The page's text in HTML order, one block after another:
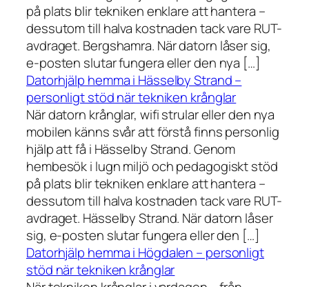
på plats blir tekniken enklare att hantera –
dessutom till halva kostnaden tack vare RUT-
avdraget. Bergshamra. När datorn låser sig,
e-posten slutar fungera eller den nya […]
Datorhjälp hemma i Hässelby Strand –
personligt stöd när tekniken krånglar
När datorn krånglar, wifi strular eller den nya
mobilen känns svår att förstå finns personlig
hjälp att få i Hässelby Strand. Genom
hembesök i lugn miljö och pedagogiskt stöd
på plats blir tekniken enklare att hantera –
dessutom till halva kostnaden tack vare RUT-
avdraget. Hässelby Strand. När datorn låser
sig, e-posten slutar fungera eller den […]
Datorhjälp hemma i Högdalen – personligt
stöd när tekniken krånglar